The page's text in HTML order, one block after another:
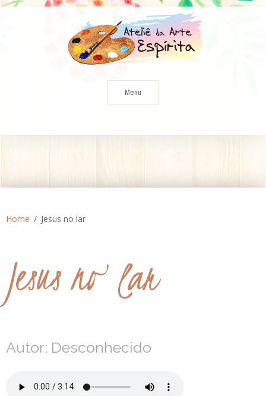
Skip
Menu
Home Jesus no lar
Jesus no lar
Autor: Desconhecido